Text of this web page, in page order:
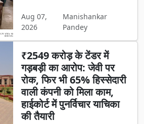
Aug 07,
2026
Manishankar
Pandey
₹2549 करोड़ के टेंडर में
गड़बड़ी का आरोप: जेवी पर
रोक, फिर भी 65% हिस्सेदारी
वाली कंपनी को मिला काम,
हाईकोर्ट में पुनर्विचार याचिका
की तैयारी